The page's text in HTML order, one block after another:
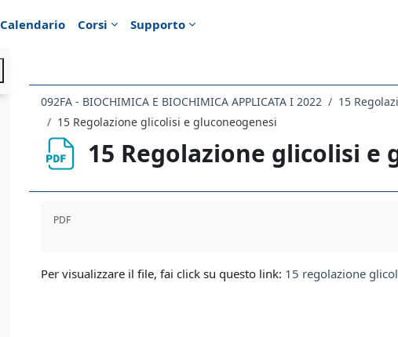
Calendario Corsi Supporto
092FA - BIOCHIMICA E BIOCHIMICA APPLICATA I 2022
15
15 Regolazione glicolisi e gluconeogenesi
15 Regolazione glicolisi e
PDF
Per visualizzare il file, fai click su questo link: 15 regolazione